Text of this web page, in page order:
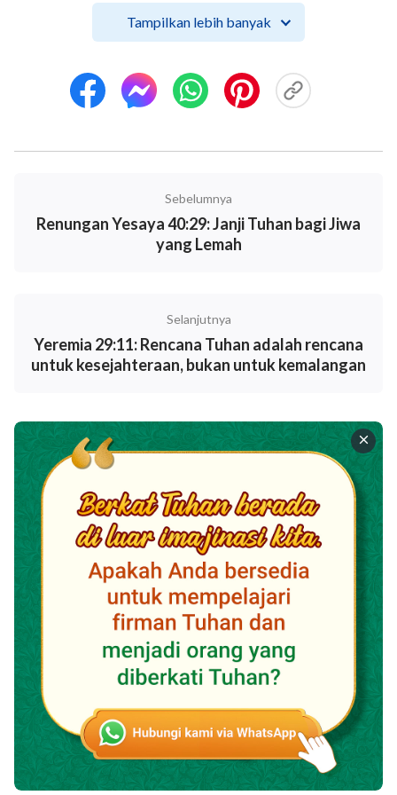
mengabaikan esensi-Nya, ini menunjukkan bahwa
manusia itu bodoh dan tidak tahu apa-apa.
Firman Tuhan menjelaskan dengan gamblang cara
mengenal inkarnasi Tuhan. Kristus adalah kebenaran,
mengenal Tuhan yang berinkarnasi tidak didasarkan
pada penampilan luarnya, juga tidak didasarkan pada
apakah dia memiliki esensi Tuhan, apakah dia dapat
mengungkapkan kebenaran, dan apakah dia bisa
melakukan pekerjaan Tuhan sendiri. Ini adalah hal
mengungkapkan kebenaran, mengungkapkan watak
Tuhan, apa yang Dia miliki dan siapa Dia, serta dapat
melakukan pekerjaan penebusan dan penyelamatan
umat manusia, tidak peduli seberapa biasa dan normal
kemanusiaannya, seberapa biasa latar belakangnya,
atau apakah dia memiliki status atau kekuasaan apa
pun dalam masyarakat, dia tetap Kristus yang
berinkarnasi, dan adalah satu-satunya Tuhan yang
benar. Ini adalah fakta yang tidak dapat disangkal oleh
siapa pun. Oleh karena itu, untuk mengenal Kristus
yang berinkarnasi, kita harus mengenal Dia melalui
pekerjaan dan perkataan-Nya. Sama seperti di Zaman
Kasih Karunia, Tuhan Yesus dilahirkan dalam keluarga
tukang kayu biasa ketika Dia datang untuk bekerja.
Dia dilahirkan di palungan. Penampilan luar-Nya biasa,
Tampilkan lebih banyak
Sebelumnya
Renungan Yesaya 40:29: Janji Tuhan bagi Jiwa
yang Lemah
Selanjutnya
Yeremia 29:11: Rencana Tuhan adalah rencana
untuk kesejahteraan, bukan untuk kemalangan